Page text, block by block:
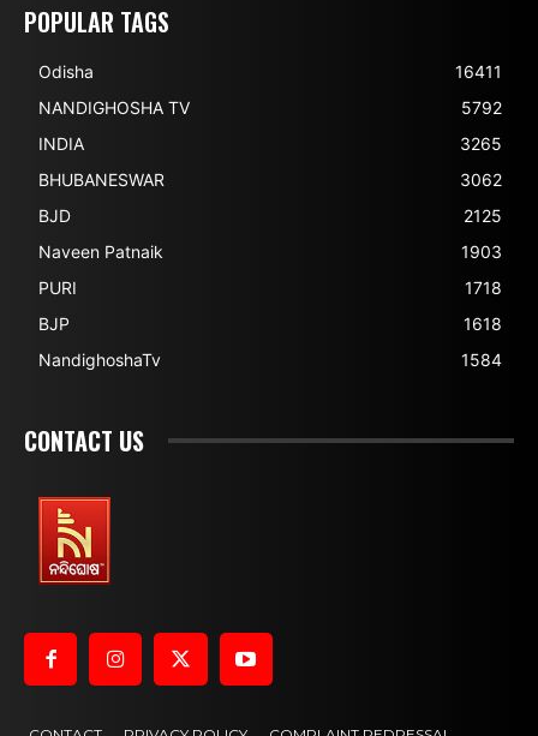
POPULAR TAGS
Odisha
16411
NANDIGHOSHA TV
5792
INDIA
3265
BHUBANESWAR
3062
BJD
2125
Naveen Patnaik
1903
PURI
1718
BJP
1618
NandighoshaTv
1584
CONTACT US